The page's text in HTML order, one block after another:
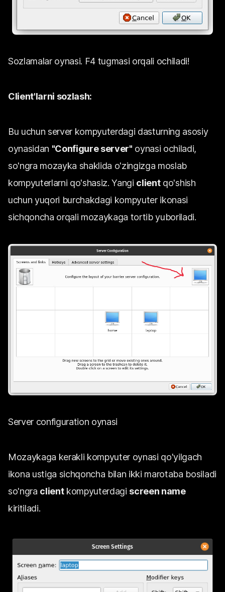
Sozlamalar oynasi. F4 tugmasi orqali ochiladi!
Client'larni sozlash:
Bu uchun server kompyuterdagi dasturning asosiy
oynasidan "Configure server" oynasi ochiladi,
so'ngra mozayka shaklida o'zingizga moslab
kompyuterlarni qo'shasiz. Yangi clientqo'shish
uchun yuqori burchakdagi kompyuter ikonasi
sichqoncha orqali mozaykaga tortib yuboriladi.
Server configuration oynasi
Mozaykaga kerakli kompyuter oynasi qo'yilgach
ikona ustiga sichqoncha bilan ikki marotaba bosiladi
so'ngra clientkompyuterdagi screen name
kiritiladi.